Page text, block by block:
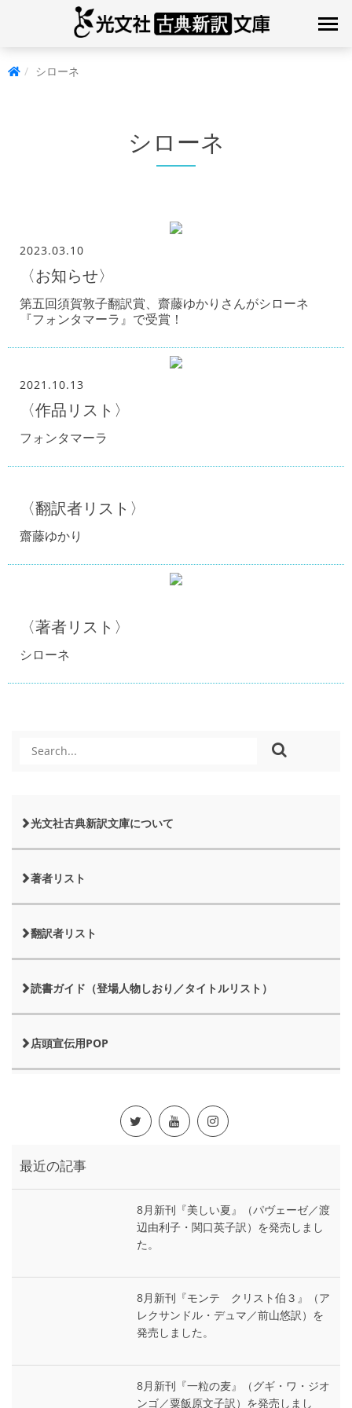
シローネ
シローネ
2023.03.10
〈お知らせ〉
第五回須賀敦子翻訳賞、齋藤ゆかりさんがシローネ
『フォンタマーラ』で受賞！
2021.10.13
〈作品リスト〉
フォンタマーラ
〈翻訳者リスト〉
齋藤ゆかり
〈著者リスト〉
シローネ
光文社古典新訳文庫について
著者リスト
翻訳者リスト
読書ガイド（登場人物しおり／タイトルリスト）
店頭宣伝用POP
最近の記事
8月新刊『美しい夏』（パヴェーゼ／渡
辺由利子・関口英子訳）を発売しまし
た。
8月新刊『モンテ゠クリスト伯３』（ア
レクサンドル・デュマ／前山悠訳）を
発売しました。
8月新刊『一粒の麦』（グギ・ワ・ジオ
ンゴ／粟飯原文子訳）を発売しまし